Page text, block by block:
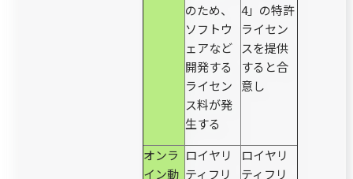
のため、
ソフトウ
ェアなど
開発する
ライセン
ス料が発
生する
4」の特許
ライセン
スを提供
すると合
意し
オンラ
イン動
ロイヤリ
ティフリ
ロイヤリ
ティフリ